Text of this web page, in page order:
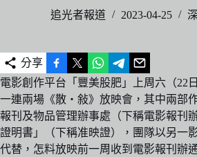
追光者報道 2023-04-25
分享
電影創作平台「豐美股肥」上周六（22
一連兩場《散‧敍》放映會，其中兩部
報刊及物品管理辦事處（下稱電影報刊
證明書」（下稱准映證），團隊以另一
代替，怎料放映前一周收到電影報刊辦